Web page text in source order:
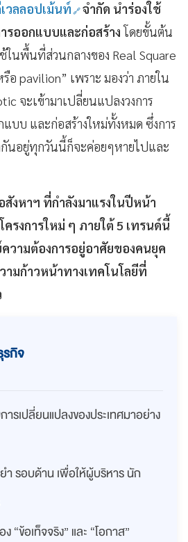
เวลลอปเม้นท์ จำกัด นำร่องใช้
รออกแบบและก่อสร้าง โดยขั้นต้น
ในพื้นที่ส่วนกลางของ Real Square
อ pavilion” เพราะ มองว่า ภายใน
จะเข้ามาเปลี่ยนแปลงวงการ
แบบ และก่อสร้างใหม่ทั้งหมด ซึ่งการ
นอยู่ทุกวันนี้ก็จะค่อยๆหายไปและ
สังหาฯ ที่กำลังมาแรงในปีหน้า
รงการใหม่ ๆ ภายใต้5 เทรนด์นี้
วามต้องการอยู่อาศัยของคนยุค
มก้าวหน้าทางเทคโนโลยีที่
รกิจ
รเปลี่ยนแปลงของประเทศมาอย่าง
รอบด้าน เพื่อให้ผู้บริหาร นัก
ข้อเท็จจริง” และ “โอกาส”